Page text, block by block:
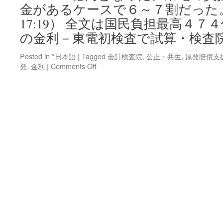
Cast
News
金があるケースで６～７割だった
17:19） 全文は国民負担最高４７
の金利－東電初検査で試算・検査
Posted in *日本語 | Tagged 会計検査院, 公正・共生, 原発賠償支
発, 金利 | Comments Offon